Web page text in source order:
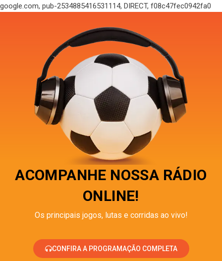
google.com, pub-2534885416531114, DIRECT, f08c47fec0942fa0
ACOMPANHE NOSSA RÁDIO
ONLINE!
Os principais jogos, lutas e corridas ao vivo!
CONFIRA A PROGRAMAÇÃO COMPLETA